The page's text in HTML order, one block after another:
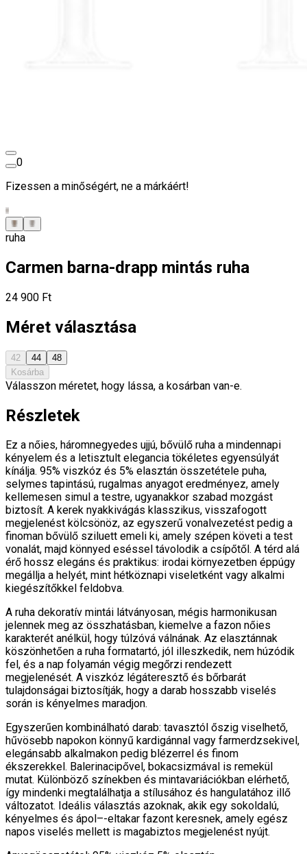
0
Fizessen a minőségért, ne a márkáért!
ruha
Carmen barna-drapp mintás ruha
24 900 Ft
Méret választása
42 44
48
Kosárba
Válasszon méretet, hogy lássa, a kosárban van-e.
Részletek
Ez a nőies, háromnegyedes ujjú, bővülő ruha a mindennapi
kényelem és a letisztult elegancia tökéletes egyensúlyát
kínálja. 95% viszkóz és 5% elasztán összetétele puha,
selymes tapintású, rugalmas anyagot eredményez, amely
kellemesen simul a testre, ugyanakkor szabad mozgást
biztosít. A kerek nyakkivágás klasszikus, visszafogott
megjelenést kölcsönöz, az egyszerű vonalvezetést pedig a
finoman bővülő sziluett emeli ki, amely szépen követi a test
vonalát, majd könnyed eséssel távolodik a csípőtől. A térd alá
érő hossz elegáns és praktikus: irodai környezetben éppúgy
megállja a helyét, mint hétköznapi viseletként vagy alkalmi
kiegészítőkkel feldobva.
A ruha dekoratív mintái látványosan, mégis harmonikusan
jelennek meg az összhatásban, kiemelve a fazon nőies
karakterét anélkül, hogy túlzóvá válnának. Az elasztánnak
köszönhetően a ruha formatartó, jól illeszkedik, nem húzódik
fel, és a nap folyamán végig megőrzi rendezett
megjelenését. A viszkóz légáteresztő és bőrbarát
tulajdonságai biztosítják, hogy a darab hosszabb viselés
során is kényelmes maradjon.
Egyszerűen kombinálható darab: tavasztól őszig viselhető,
hűvösebb napokon könnyű kardigánnal vagy farmerdzsekivel,
elegánsabb alkalmakon pedig blézerrel és finom
ékszerekkel. Balerinacipővel, bokacsizmával is remekül
mutat. Különböző színekben és mintavariációkban elérhető,
így mindenki megtalálhatja a stílusához és hangulatához illő
változatot. Ideális választás azoknak, akik egy sokoldalú,
kényelmes és ápol–-eltakar fazont keresnek, amely egész
napos viselés mellett is magabiztos megjelenést nyújt.